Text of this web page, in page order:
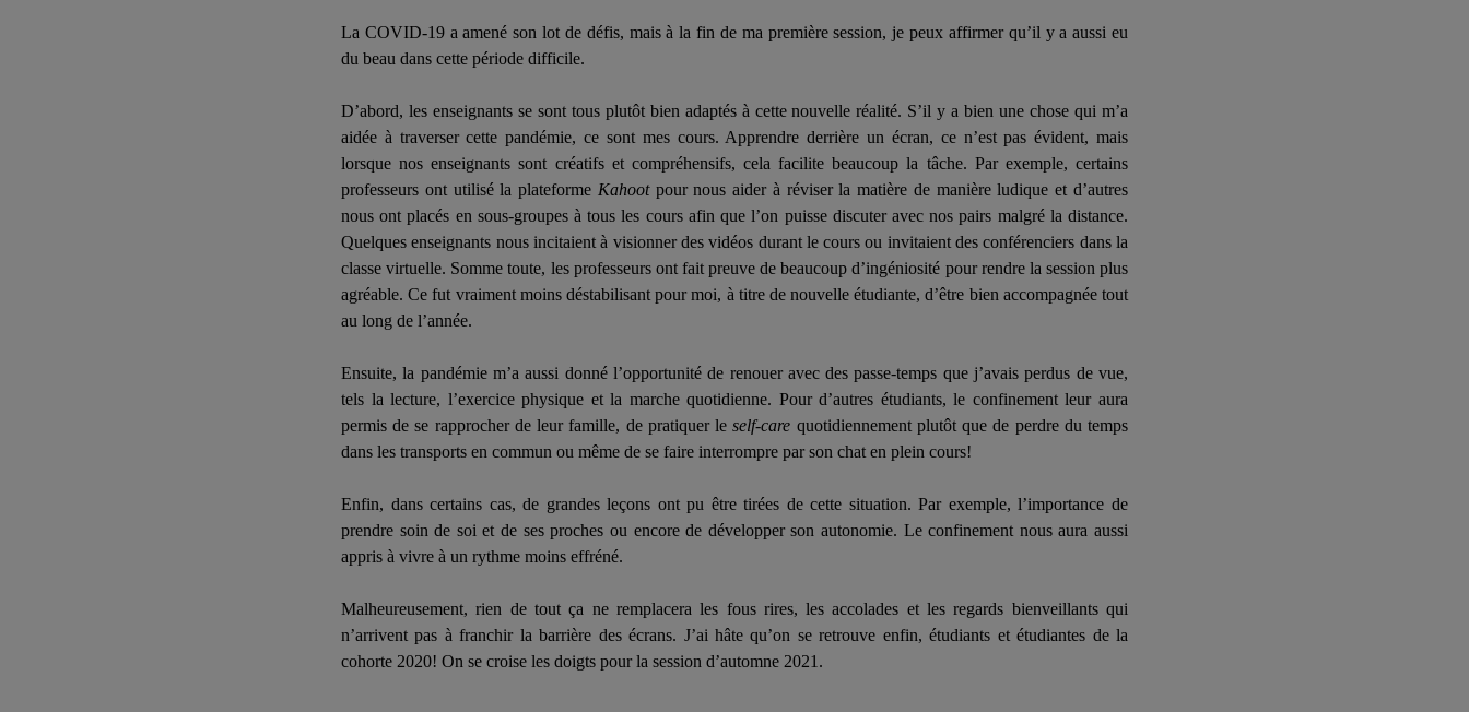
La COVID-19 a amené son lot de défis, mais à la fin de ma première session, je peux affirmer qu’il y a aussi eu
du beau dans cette période difficile.
D’abord, les enseignants se sont tous plutôt bien adaptés à cette nouvelle réalité. S’il y a bien une chose qui m’a
aidée à traverser cette pandémie, ce sont mes cours. Apprendre derrière un écran, ce n’est pas évident, mais
lorsque nos enseignants sont créatifs et compréhensifs, cela facilite beaucoup la tâche. Par exemple, certains
professeurs ont utilisé la plateforme Kahoot pour nous aider à réviser la matière de manière ludique et d’autres
nous ont placés en sous-groupes à tous les cours afin que l’on puisse discuter avec nos pairs malgré la distance.
Quelques enseignants nous incitaient à visionner des vidéos durant le cours ou invitaient des conférenciers dans la
classe virtuelle. Somme toute, les professeurs ont fait preuve de beaucoup d’ingéniosité pour rendre la session plus
agréable. Ce fut vraiment moins déstabilisant pour moi, à titre de nouvelle étudiante, d’être bien accompagnée tout
au long de l’année.
Ensuite, la pandémie m’a aussi donné l’opportunité de renouer avec des passe-temps que j’avais perdus de vue,
tels la lecture, l’exercice physique et la marche quotidienne. Pour d’autres étudiants, le confinement leur aura
permis de se rapprocher de leur famille, de pratiquer leself-care quotidiennement plutôt que de perdre du temps
dans les transports en commun ou même de se faire interrompre par son chat en plein cours!
Enfin, dans certains cas, de grandes leçons ont pu être tirées de cette situation. Par exemple, l’importance de
prendre soin de soi et de ses proches ou encore de développer son autonomie. Le confinement nous aura aussi
appris à vivre à un rythme moins effréné.
Malheureusement, rien de tout ça ne remplacera les fous rires, les accolades et les regards bienveillants qui
n’arrivent pas à franchir la barrière des écrans. J’ai hâte qu’on se retrouve enfin, étudiants et étudiantes de la
cohorte 2020! On se croise les doigts pour la session d’automne 2021.